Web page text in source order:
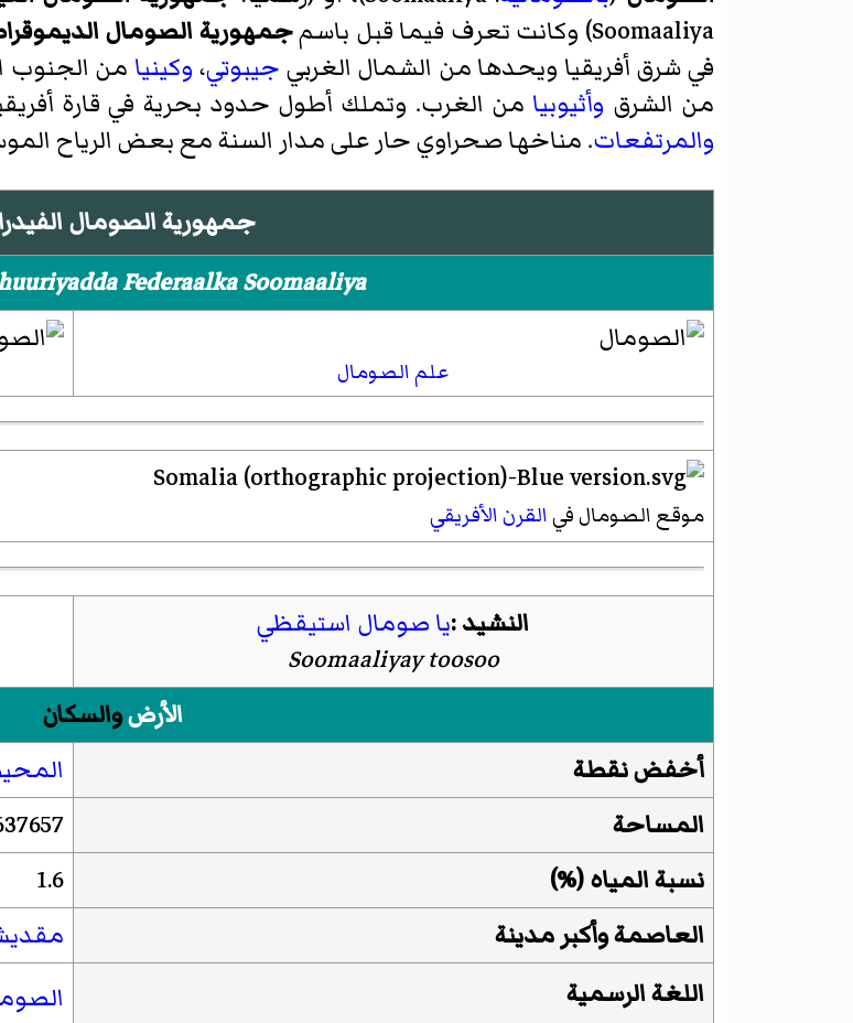
Soomaaliya)‏ وكانت تعرف فيما قبل باسمجمهورية الصومال
في شرق أفريقيا ويحدها من الشمال الغربي جيبوتي، وكينيا من الجنوب
من الشرق وأثيوبيا من الغرب. وتملك أطول حدود بحرية في قارة
والمرتفعات. مناخها صحراوي حار على مدار السنة مع بعض الرياح
جمهورية الصومال
Federaalka Soomaaliya
علم الصومال
موقع الصومال فيالقرن الأفريقي
النشيد :يا صومال استيقظي
Soomaaliyay toosoo
الأرضوالسكان
أخفض نقطة
المساحة 637657
نسبة المياه(
%
)
1.6
العاصمةوأكبر مدينة
اللغة الرسمية